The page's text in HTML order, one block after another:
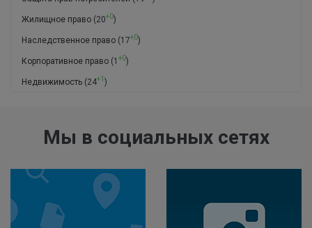
Жилищное право (20+0)
Наследственное право (17+0)
Корпоративное право (1 +0)
Недвижимость (24+1 )
Мы в социальных сетях